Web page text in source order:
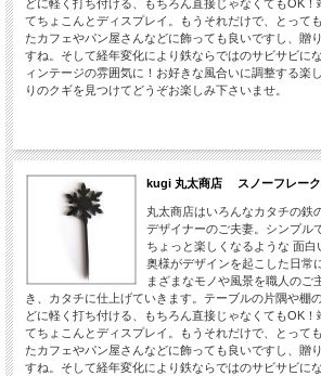
どに軽く打ち付ける、もちろん直接じゃなくてもOK
てちょこんとディスプレイ。もうそれだけで、とって
たカフェやパン屋さんなどに飾っても良いですし、贈
すね。そして経年変化により鉄ならではのサビサビに
ィンテージの雰囲気に！お好きな風合いに調整する楽
りのクギを見つけてどうぞお楽しみ下さいませ。
kugi 丸太商店 スノーフレーク
丸太商店はいろんなカタチの鉄
デザイナーのご夫妻。シンプル
ちょっと楽しくなるような 面白
奥様がデザインを起こした日常
まざまなモノや風景を職人のご
き、カタチに仕上げていきます。テーブルの片隅や棚
どに軽く打ち付ける、もちろん直接じゃなくてもOK
てちょこんとディスプレイ。もうそれだけで、とって
たカフェやパン屋さんなどに飾っても良いですし、贈
すね。そして経年変化により鉄ならではのサビサビに